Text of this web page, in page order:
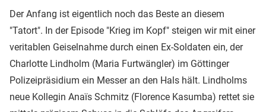
Der Anfang ist eigentlich noch das Beste an diesem
"Tatort". In der Episode "Krieg im Kopf" steigen wir mit einer
veritablen Geiselnahme durch einen Ex-Soldaten ein, der
Charlotte Lindholm (Maria Furtwängler) im Göttinger
Polizeipräsidium ein Messer an den Hals hält. Lindholms
neue Kollegin Anaïs Schmitz (Florence Kasumba) rettet sie